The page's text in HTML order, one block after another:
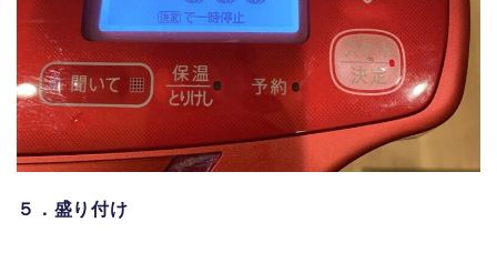
５．盛り付け